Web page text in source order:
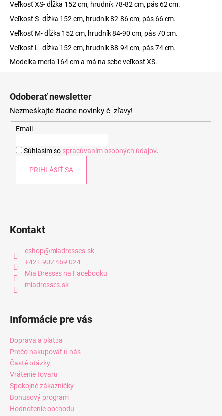
Veľkosť XS- dĺžka 152 cm, hrudník 78-82 cm, pás 62 cm.
Veľkosť S- dĺžka 152 cm, hrudník 82-86 cm, pás 66 cm.
Veľkosť M- dĺžka 152 cm, hrudník 84-90 cm, pás 70 cm.
Veľkosť L- dĺžka 152 cm, hrudník 88-94 cm, pás 74 cm.
Modelka meria 164 cm a má na sebe veľkosť XS.
Odoberať newsletter
Nezmeškajte žiadne novinky či zľavy!
Email
Súhlasím so spracúvaním osobných údajov.
PRIHLÁSIŤ SA
Kontakt
eshop@miadresses.sk
+421 902 469 024
Mia Dresses na Facebooku
miadresses.sk
Informácie pre vás
Doprava a platba
Prečo nakupovať u nás
Časté otázky
Vrátenie tovaru
Spokojné zákazníčky
Bonusový program
Hodnotenie obchodu